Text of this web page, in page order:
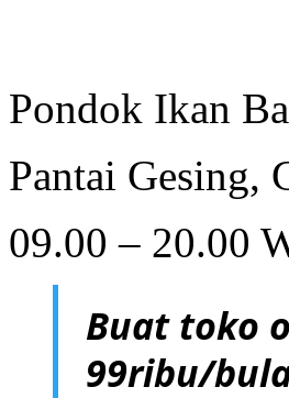
Pondok Ikan
Pantai Gesing,
09.00 – 20.00
Buat toko
99ribu/